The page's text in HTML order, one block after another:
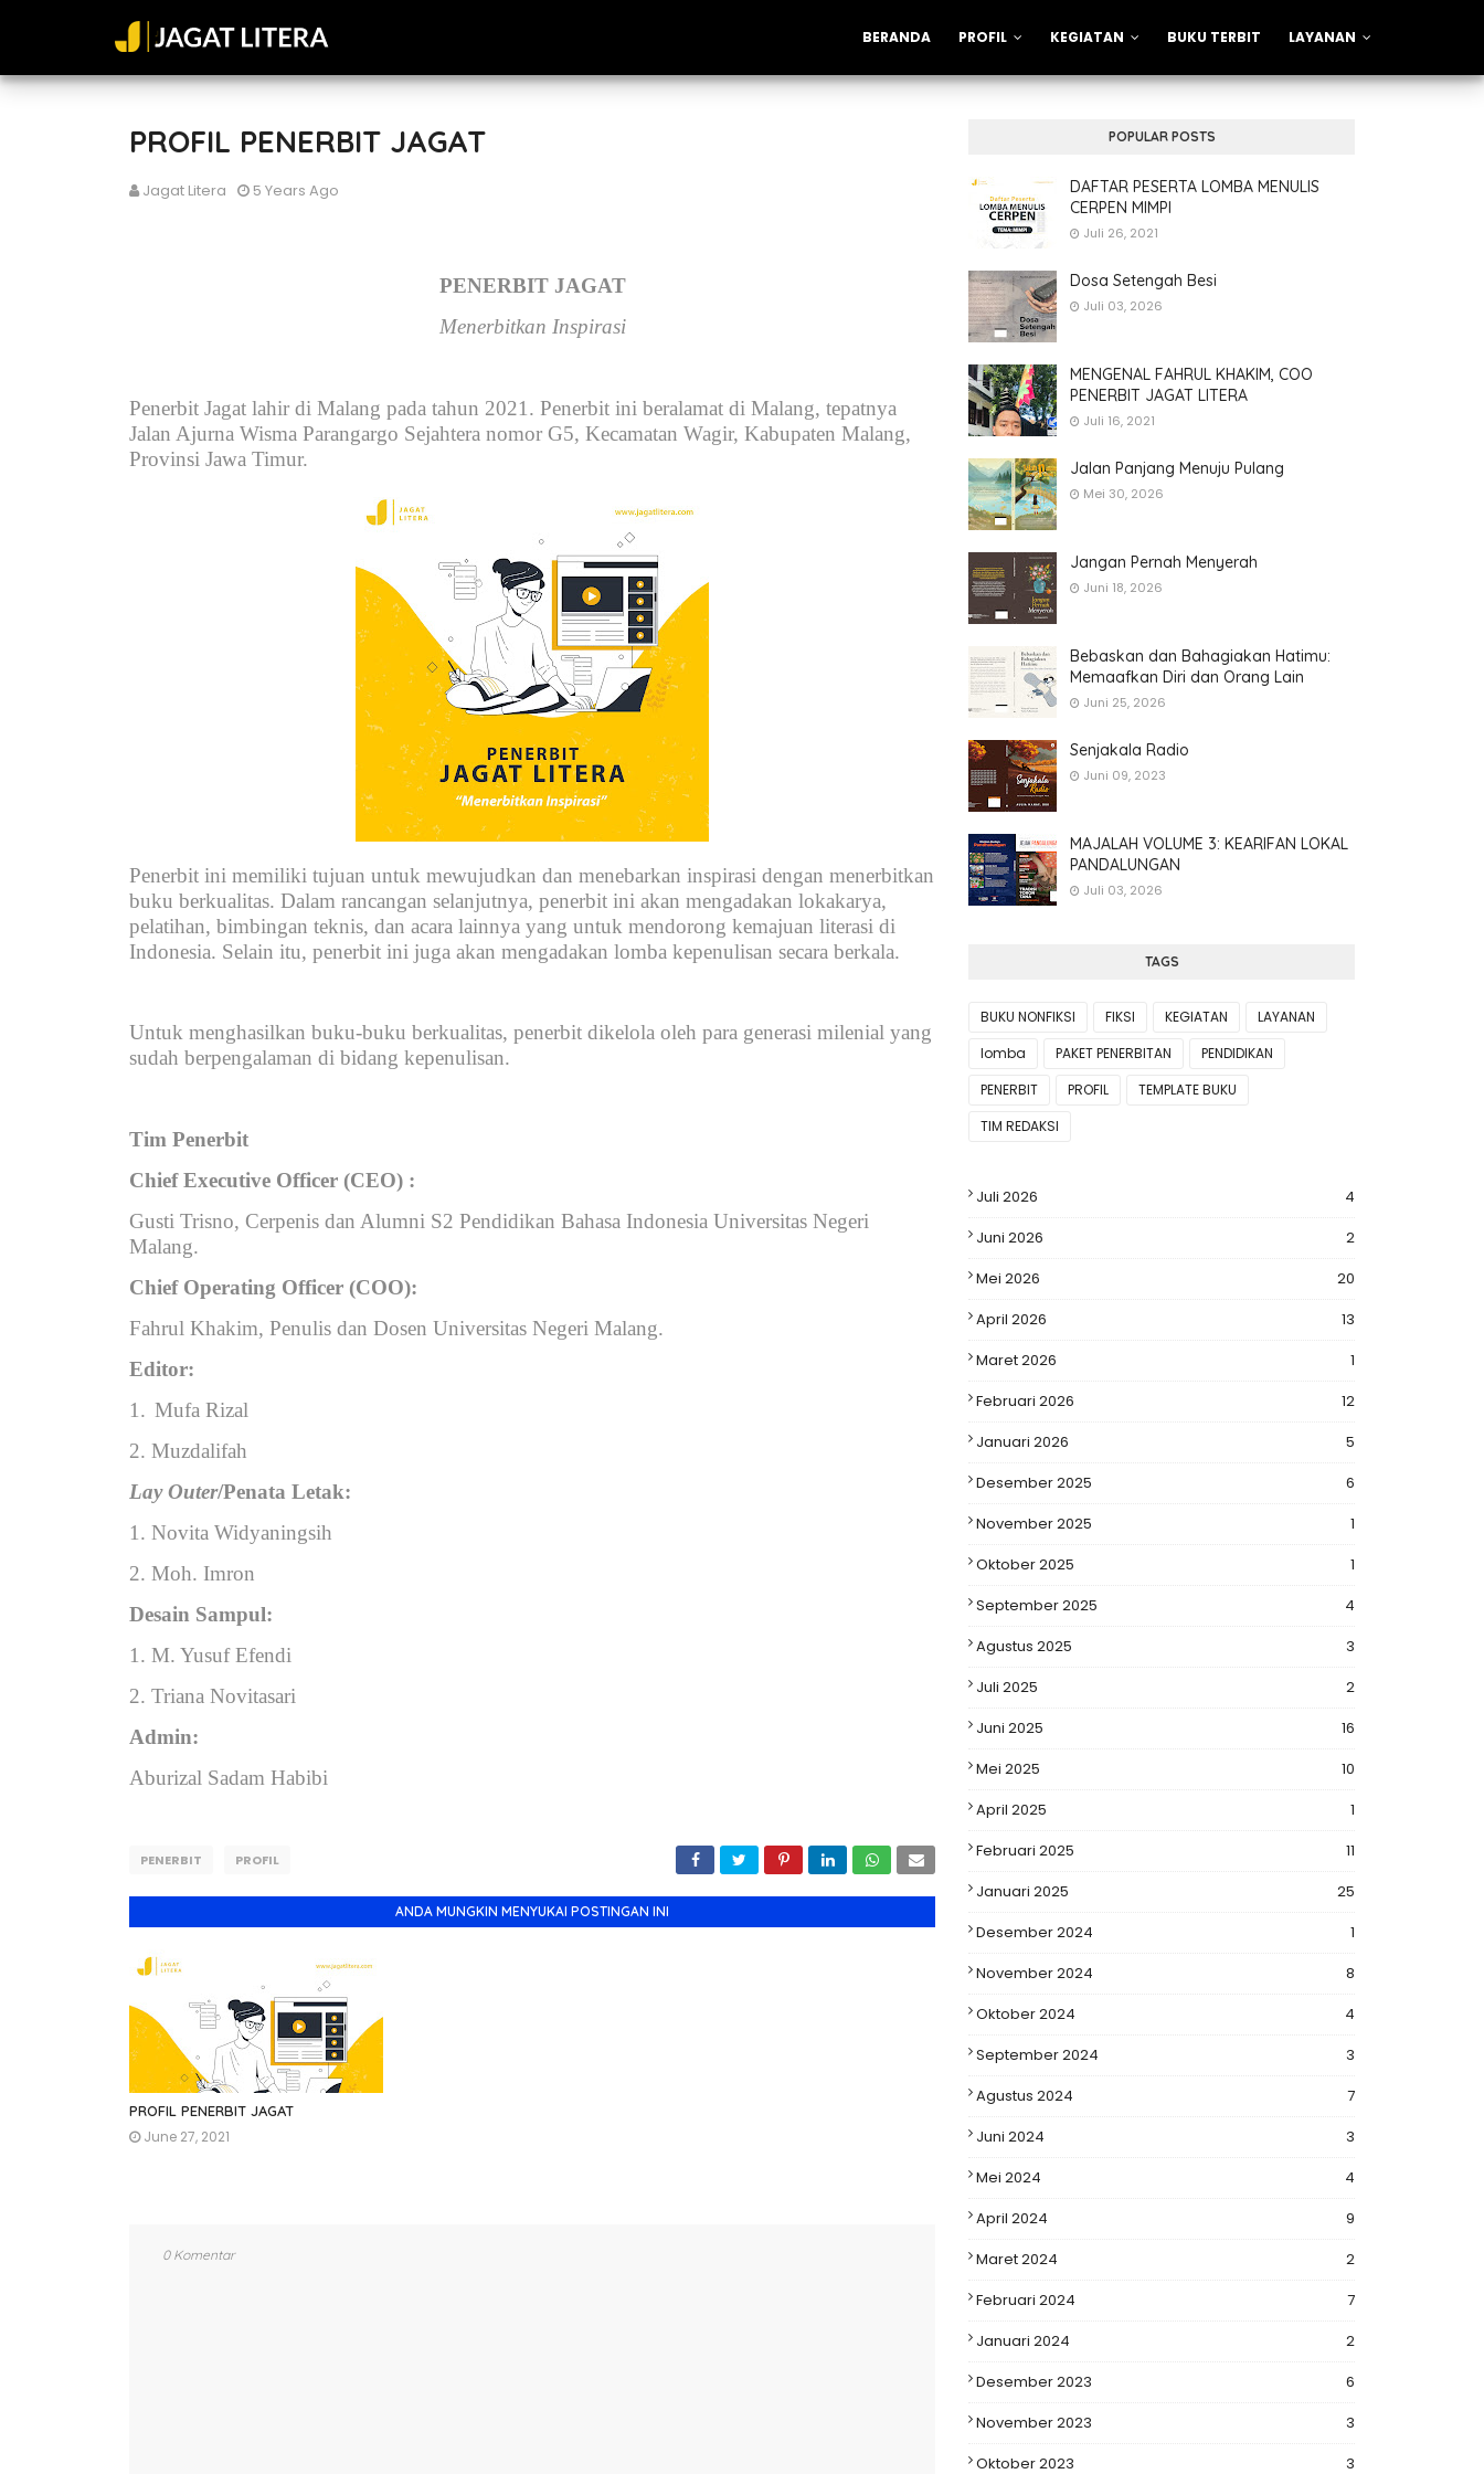
BERANDA PROFIL KEGIATAN BUKU TERBIT LAYANAN
PROFIL PENERBIT JAGAT
Jagat Litera 5 Years Ago
PENERBIT JAGAT
Menerbitkan Inspirasi
Penerbit Jagat lahir di Malang pada tahun 2021. Penerbit ini beralamat di Malang, tepatnya
Jalan Ajurna Wisma Parangargo Sejahtera nomor G5, Kecamatan Wagir, Kabupaten Malang,
Provinsi Jawa Timur.
Penerbit ini memiliki tujuan untuk mewujudkan dan menebarkan inspirasi dengan menerbitkan
buku berkualitas. Dalam rancangan selanjutnya, penerbit ini akan mengadakan lokakarya,
pelatihan, bimbingan teknis, dan acara lainnya yang untuk mendorong kemajuan literasi di
Indonesia. Selain itu, penerbit ini juga akan mengadakan lomba kepenulisan secara berkala.
Untuk menghasilkan buku-buku berkualitas, penerbit dikelola oleh para generasi milenial yang
sudah berpengalaman di bidang kepenulisan.
Tim Penerbit
Chief Executive Officer (CEO) :
Gusti Trisno, Cerpenis dan Alumni S2 Pendidikan Bahasa Indonesia Universitas Negeri
Malang.
Chief Operating Officer (COO):
Fahrul Khakim, Penulis dan Dosen Universitas Negeri Malang.
Editor:
1. Mufa Rizal
2. Muzdalifah
Lay Outer/Penata Letak:
1. Novita Widyaningsih
2. Moh. Imron
Desain Sampul:
1. M. Yusuf Efendi
2. Triana Novitasari
Admin:
Aburizal Sadam Habibi
PENERBIT PROFIL
ANDA MUNGKIN MENYUKAI POSTINGAN INI
PROFIL PENERBIT JAGAT
June 27, 2021
0 Komentar
POPULAR POSTS
DAFTAR PESERTA LOMBA MENULIS
CERPEN MIMPI
Juli 26, 2021
Dosa Setengah Besi
Juli 03, 2026
MENGENAL FAHRUL KHAKIM, COO
PENERBIT JAGAT LITERA
Juli 16, 2021
Jalan Panjang Menuju Pulang
Mei 30, 2026
Jangan Pernah Menyerah
Juni 18, 2026
Bebaskan dan Bahagiakan Hatimu:
Memaafkan Diri dan Orang Lain
Juni 25, 2026
Senjakala Radio
Juni 09, 2023
MAJALAH VOLUME 3: KEARIFAN LOKAL
PANDALUNGAN
Juli 03, 2026
TAGS
BUKU NONFIKSI FIKSI KEGIATAN
LAYANAN
lomba
PAKET PENERBITAN
PENDIDIKAN
PENERBIT
PROFIL
TEMPLATE BUKU
TIM REDAKSI
Juli 2026
4
Juni 2026
2
Mei 2026
20
April 2026
13
Maret 2026
1
Februari 2026
12
Januari 2026
5
Desember 2025
6
November 2025
1
Oktober 2025
1
September 2025
4
Agustus 2025
3
Juli 2025
2
Juni 2025
16
Mei 2025
10
April 2025
1
Februari 2025
11
Januari 2025
25
Desember 2024
1
November 2024
8
Oktober 2024
4
September 2024
3
Agustus 2024
7
Juni 2024
3
Mei 2024
4
April 2024
9
Maret 2024
2
Februari 2024
7
Januari 2024
2
Desember 2023
6
November 2023
3
Oktober 2023
3